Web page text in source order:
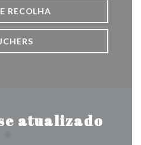
RECOLHA
atualizado